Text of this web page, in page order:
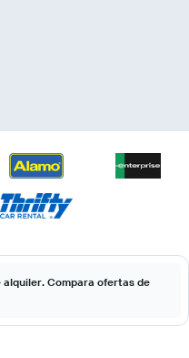
Compara ofertas de